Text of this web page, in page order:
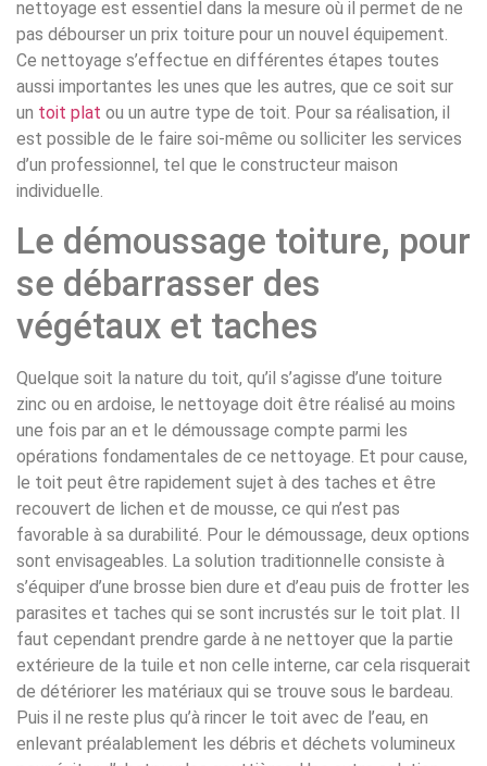
nettoyage est essentiel dans la mesure où il permet de ne
pas débourser un prix toiture pour un nouvel équipement.
Ce nettoyage s’effectue en différentes étapes toutes
aussi importantes les unes que les autres, que ce soit sur
un toit plat ou un autre type de toit. Pour sa réalisation, il
est possible de le faire soi-même ou solliciter les services
d’un professionnel, tel que le constructeur maison
individuelle.
Le démoussage toiture, pour
se débarrasser des
végétaux et taches
Quelque soit la nature du toit, qu’il s’agisse d’une toiture
zinc ou en ardoise, le nettoyage doit être réalisé au moins
une fois par an et le démoussage compte parmi les
opérations fondamentales de ce nettoyage. Et pour cause,
le toit peut être rapidement sujet à des taches et être
recouvert de lichen et de mousse, ce qui n’est pas
favorable à sa durabilité. Pour le démoussage, deux options
sont envisageables. La solution traditionnelle consiste à
s’équiper d’une brosse bien dure et d’eau puis de frotter les
parasites et taches qui se sont incrustés sur le toit plat. Il
faut cependant prendre garde à ne nettoyer que la partie
extérieure de la tuile et non celle interne, car cela risquerait
de détériorer les matériaux qui se trouve sous le bardeau.
Puis il ne reste plus qu’à rincer le toit avec de l’eau, en
enlevant préalablement les débris et déchets volumineux